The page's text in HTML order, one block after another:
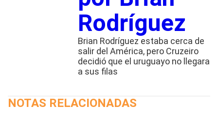
Rodríguez
Brian Rodríguez estaba cerca de
salir del América, pero Cruzeiro
decidió que el uruguayo no llegara
a sus filas
NOTAS RELACIONADAS